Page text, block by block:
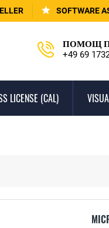
SOFTWARE
ПОМОЩ
+49 69
LICENSE (CAL)